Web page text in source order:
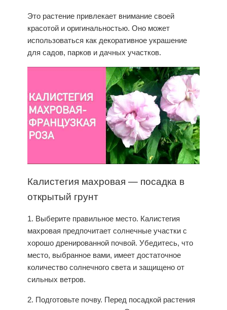
Это растение привлекает внимание своей
красотой и оригинальностью. Оно может
использоваться как декоративное украшение
для садов, парков и дачных участков.
Калистегия махровая — посадка в
открытый грунт
1. Выберите правильное место. Калистегия
махровая предпочитает солнечные участки с
хорошо дренированной почвой. Убедитесь, что
место, выбранное вами, имеет достаточное
количество солнечного света и защищено от
сильных ветров.
2. Подготовьте почву. Перед посадкой растения